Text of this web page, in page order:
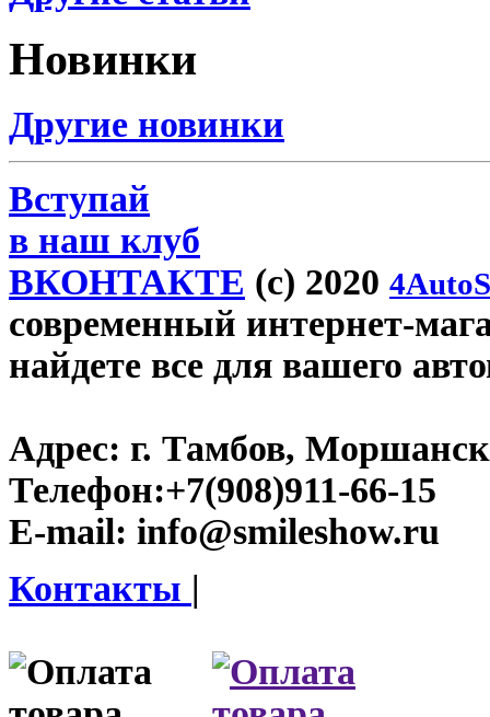
Новинки
Другие новинки
Вступай
в наш клуб
ВКОНТАКТЕ (c) 2020
современный интернет-
найдете все для вашего
Адрес: г. Тамбов,
Телефон:+7(908)911-66-15
E-mail: info@smileshow.ru
Контакты |